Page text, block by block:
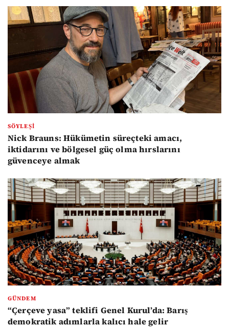
SÖYLEŞI
Nick Brauns: Hükümetin süreçteki amacı,
iktidarını ve bölgesel güç olma hırslarını
güvenceye almak
GÜNDEM
“Çerçeve yasa” teklifi Genel Kurul’da: Barış
demokratik adımlarla kalıcı hale gelir